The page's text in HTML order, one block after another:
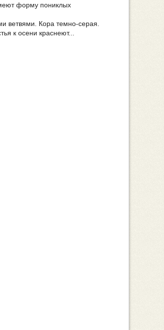
форму пониклых
ветвями. Кора темно-серая.
к осени краснеют...